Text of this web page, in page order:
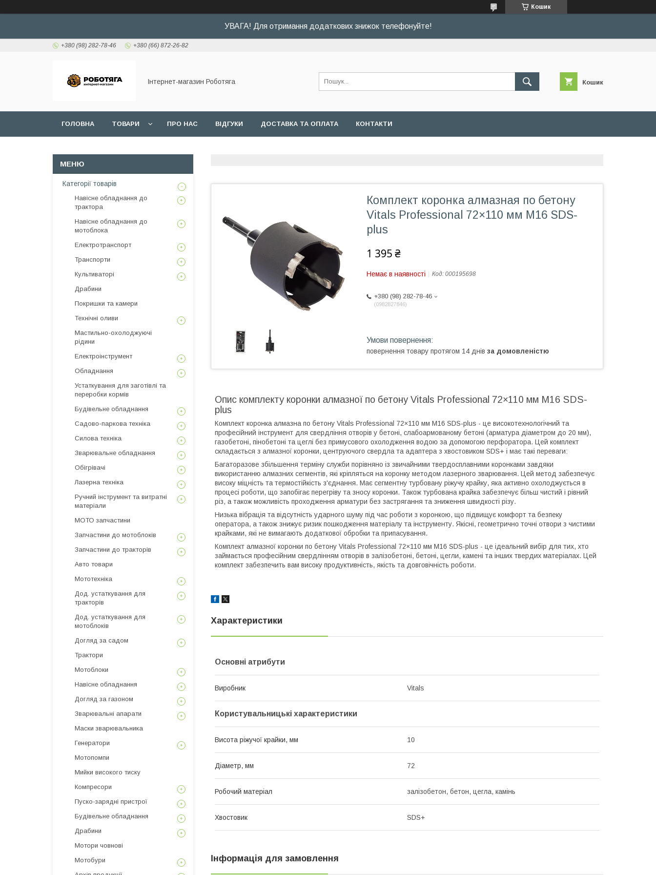
Кошик
УВАГА! Для отримання додаткових знижок телефонуйте!
+380 (98) 282-78-46 +380 (66) 872-26-82
Інтернет-магазин Роботяга Кошик
ГОЛОВНА ТОВАРИ ПРО НАС ВІДГУКИ ДОСТАВКА ТА ОПЛАТА КОНТАКТИ
Комплект коронка алмазная по бетону
Vitals Professional 72×110 мм М16 SDS-
plus
1 395 ₴
Немає в наявності Код: 000195698
+380 (98) 282-78-46
0982827846
повернення товару протягом 14 днів за домовленістю
Опис комплекту коронки алмазної по бетону Vitals Professional 72×110 мм М16 SDS-
plus
Комплект коронка алмазна по бетону Vitals Professional 72×110 мм М16 SDS-plus - це високотехнологічний та
професійний інструмент для свердління отворів у бетоні, слабоармованому бетоні (арматура діаметром до 20 мм),
газобетоні, пінобетоні та цеглі без примусового охолодження водою за допомогою перфоратора. Цей комплект
складається з алмазної коронки, центруючого свердла та адаптера з хвостовиком SDS+ і має такі переваги:
Багаторазове збільшення терміну служби порівняно із звичайними твердосплавними коронками завдяки
використанню алмазних сегментів, які кріпляться на коронку методом лазерного зварювання. Цей метод забезпечує
високу міцність та термостійкість з'єднання. Має сегментну турбовану ріжучу крайку, яка активно охолоджується в
процесі роботи, що запобігає перегріву та зносу коронки. Також турбована крайка забезпечує більш чистий і рівний
різ, а також можливість проходження арматури без застрягання та зниження швидкості різу.
Низька вібрація та відсутність ударного шуму під час роботи з коронкою, що підвищує комфорт та безпеку
оператора, а також знижує ризик пошкодження матеріалу та інструменту. Якісні, геометрично точні отвори з чистими
крайками, які не вимагають додаткової обробки та припасування.
Комплект алмазної коронки по бетону Vitals Professional 72×110 мм М16 SDS-plus - це ідеальний вибір для тих, хто
займається професійним свердлінням отворів в залізобетоні, бетоні, цегли, камені та інших твердих матеріалах. Цей
комплект забезпечить вам високу продуктивність, якість та довговічність роботи.
Характеристики
Основні атрибути
Виробник Vitals
Користувальницькі характеристики
Висота ріжучої крайки, мм 10
Діаметр, мм 72
Робочий матеріал залізобетон, бетон, цегла, камінь
Хвостовик SDS+
Інформація для замовлення
Категорії товарів
Навісне обладнання до
трактора
Навісне обладнання до
мотоблока
Електротранспорт
Транспорти
Культиваторі
Драбини
Покришки та камери
Технічні оливи
Мастильно-охолоджуючі
рідини
Електроінструмент
Обладнання
Устаткування для заготівлі та
переробки кормів
Будівельне обладнання
Садово-паркова техніка
Силова техніка
Зварювальне обладнання
Обігрівачі
Лазерна техніка
Ручний інструмент та витратні
матеріали
МОТО запчастини
Запчастини до мотоблоків
Запчастини до тракторів
Авто товари
Мототехніка
Дод. устаткування для
тракторів
Дод. устаткування для
мотоблоків
Догляд за садом
Трактори
Мотоблоки
Навісне обладнання
Догляд за газоном
Зварювальні апарати
Маски зварювальника
Генератори
Мотопомпи
Мийки високого тиску
Компресори
Пуско-зарядні пристрої
Будівельне обладнання
Драбини
Мотори човнові
Мотобури